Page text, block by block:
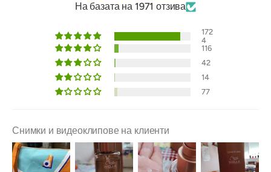
На базата на 1971 отзива
172
4
116
42
14
77
Снимки и видеоклипове на клиенти